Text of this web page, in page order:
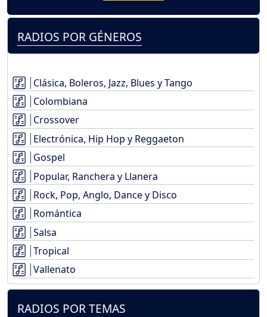
RADIOS POR GÉNEROS
Clásica, Boleros, Jazz, Blues y Tango
Colombiana
Crossover
Electrónica, Hip Hop y Reggaeton
Gospel
Popular, Ranchera y Llanera
Rock, Pop, Anglo, Dance y Disco
Romántica
Salsa
Tropical
Vallenato
RADIOS POR TEMAS